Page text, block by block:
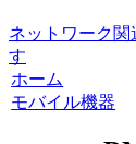
ネットワーク関
す
ホーム
モバイル機器